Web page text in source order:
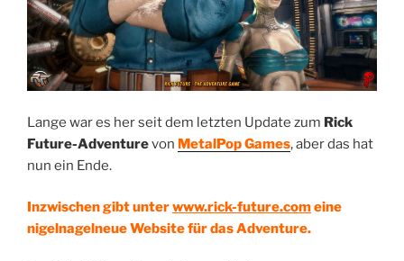
Lange war es her seit dem letzten Update zum Rick
Future-Adventurevon MetalPop Games, aber das hat
nun ein Ende.
Inzwischen gibt unterwww.rick-future.comeine
nigelnagelneue Website für das Adventure.